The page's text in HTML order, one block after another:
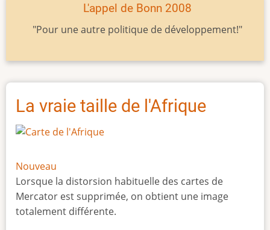
L'appel de Bonn 2008
"Pour une autre politique de développement!"
La vraie taille de l'Afrique
Nouveau
Lorsque la distorsion habituelle des cartes de
Mercator est supprimée, on obtient une image
totalement différente.